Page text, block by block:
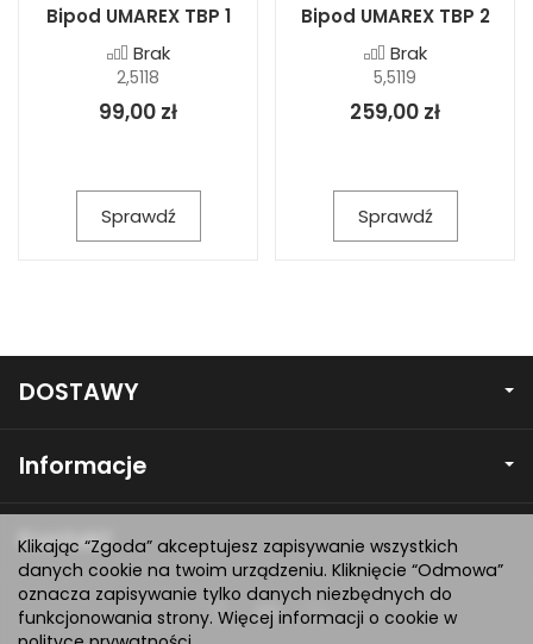
Bipod UMAREX TBP 1
Brak
2,5118
99,00 zł
Sprawdź
Bipod UMAREX TBP 2
Brak
5,5119
259,00 zł
Sprawdź
DOSTAWY
Informacje
Kontakt
Klikając “Zgoda” akceptujesz zapisywanie wszystkich
danych cookie na twoim urządzeniu. Kliknięcie “Odmowa”
oznacza zapisywanie tylko danych niezbędnych do
funkcjonowania strony. Więcej informacji o cookie w